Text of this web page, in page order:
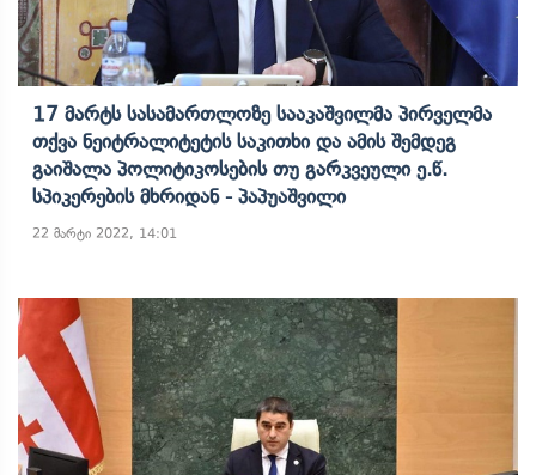
17 Მარტს Სასამართლოზე Სააკაშვილმა Პირველმა
Თქვა Ნეიტრალიტეტის Საკითხი Და Ამის Შემდეგ
Გაიშალა Პოლიტიკოსების Თუ Გარკვეული Ე.წ.
Სპიკერების Მხრიდან - Პაპუაშვილი
22 მარტი 2022, 14:01